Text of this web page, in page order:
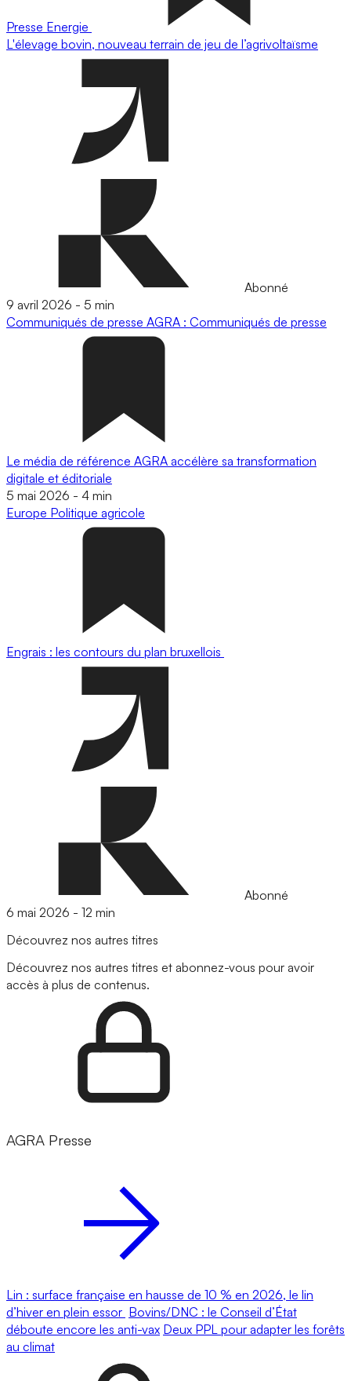
Presse Energie
L'élevage bovin, nouveau terrain de jeu de l’agrivoltaïsme
Abonné
9 avril 2026 - 5 min
Communiqués de presse AGRA : Communiqués de presse
Le média de référence AGRA accélère sa transformation
digitale et éditoriale
5 mai 2026 - 4 min
Europe Politique agricole
Engrais : les contours du plan bruxellois
Abonné
6 mai 2026 - 12 min
Découvrez nos autres titres
Découvrez nos autres titres et abonnez-vous pour avoir
accès à plus de contenus.
AGRA Presse
Lin : surface française en hausse de 10 % en 2026, le lin
d’hiver en plein essor Bovins/DNC : le Conseil d’État
déboute encore les anti-vax Deux PPL pour adapter les forêts
au climat